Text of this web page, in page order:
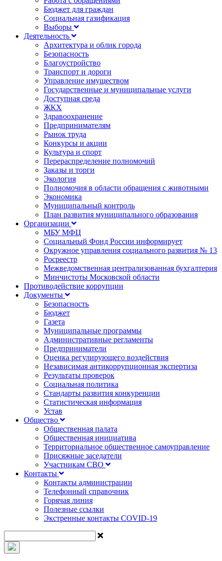
Бюджет для граждан
Социальная газификация
Выборы
Деятельность
Архитектура и облик города
Безопасность
Благоустройство
Транспорт и дороги
Управление имуществом
Государственные и муниципальные услуги
Доступная среда
ЖКХ
Здравоохранение
Предпринимателям
Рынок труда
Конкурсы и акции
Культура и спорт
Перераспределение полномочий
Заказы и торги
Экология
Полномочия в области обращения с животными
Экономика
Муниципальный контроль
План развития муниципального образования
Организации
МБУ МФЦ
Социальный Фонд России информирует
Окружное управления социального развития № 13
Росреестр
Межведомственная централизованная бухгалтерия
Минчистоты Московской области
Противодействие коррупции
Документы
Безопасность
Бюджет
Газета
Муниципальные программы
Административные регламенты
Предприниматели
Оценка регулирующего воздействия
Независимая антикоррупционная экспертиза
Результаты проверок
Социальная политика
Стандарты развития конкуренции
Статистическая информация
Устав
Общество
Общественная палата
Общественная инициатива
Территориальное общественное самоуправление
Присяжные заседатели
Участникам СВО
Контакты
Контакты администрации
Телефонный справочник
Горячая линия
Полезные ссылки
Экстренные контакты COVID-19